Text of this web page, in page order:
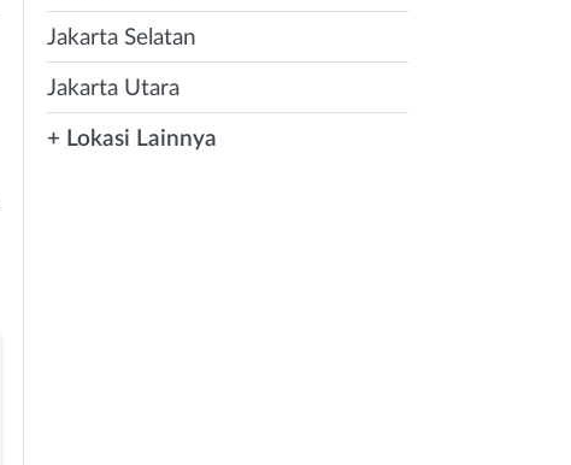
Jakarta Selatan
Jakarta Utara
+ Lokasi Lainnya